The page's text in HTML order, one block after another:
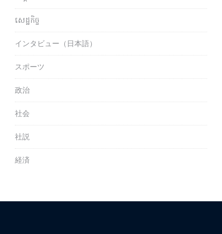
សេដ្ឋកិច្ច
インタビュー（日本語）
スポーツ
政治
社会
社説
経済